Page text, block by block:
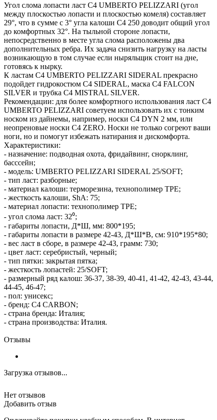
Угол слома лопасти ласт C4 UMBERTO PELIZZARI (угол
между плоскостью лопасти и плоскостью комеля) составляет
29°, что в сумме с 3° угла калоши C4 250 доводит общий угол
до комфортных 32°. На тыльной стороне лопасти,
непосредственно в месте угла слома расположены два
дополнительных ребра. Их задача снизить нагрузку на ласты
возникающую в том случае если ныряльщик стоит на дне,
готовясь к нырку.
К ластам C4 UMBERTO PELIZZARI SIDERAL прекрасно
подойдет гидрокостюм C4 SIDERAL, маска С4 FALCON
SILVER и трубка C4 MISTRAL SILVER.
Рекомендации: для более комфортного использования ласт C4
UMBERTO PELIZZARI советуем использовать их с тонким
носком из дайнемы, например, носки C4 DYN 2 мм, или
неопреновые носки C4 ZERO. Носки не только согреют ваши
ноги, но и помогут избежать натирания и дискомфорта.
Характеристики:
- назначение: подводная охота, фридайвинг, снорклинг,
басссейн;
- модель: UMBERTO PELIZZARI SIDERAL 25/SOFT;
- тип ласт: разборные;
- материал калоши: терморезина, технополимер TPE;
- жесткость калоши, ShA: 75;
- материал лопасти: технополимер ТРЕ;
- угол слома ласт: 32⁰;
- габариты лопасти, Д*Ш, мм: 800*195;
- габариты лопасти в размере 42-43, Д*Ш*В, см: 910*195*80;
- вес ласт в сборе, в размере 42-43, грамм: 730;
- цвет ласт: серебристый, черный;
- тип пятки: закрытая пятка;
- жесткость лопастей: 25/SOFT;
- размерный ряд калош: 36-37, 38-39, 40-41, 41-42, 42-43, 43-44,
44-45, 46-47;
- пол: унисекс;
- бренд: C4 CARBON;
- страна бренда: Италия;
- страна производства: Италия.
Отзывы
Загрузка отзывов...
Нет отзывов
Добавить отзыв